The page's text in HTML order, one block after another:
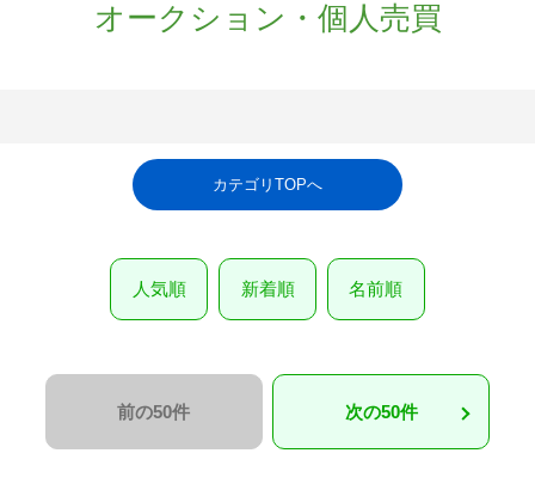
オークション・個人売買
カテゴリTOPへ
人気順 新着順 名前順
前の50件 次の50件